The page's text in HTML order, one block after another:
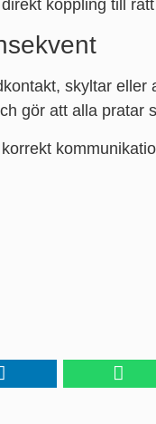
koppling till
skyltar
gör att alla pratar